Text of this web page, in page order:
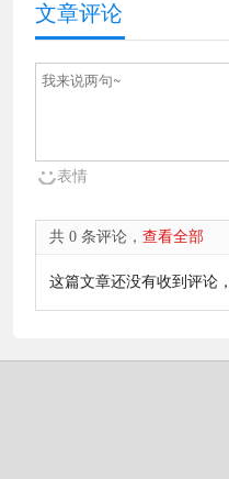
文章评论
表情
共 0 条评论， 查看全部
这篇文章还没有收到评论